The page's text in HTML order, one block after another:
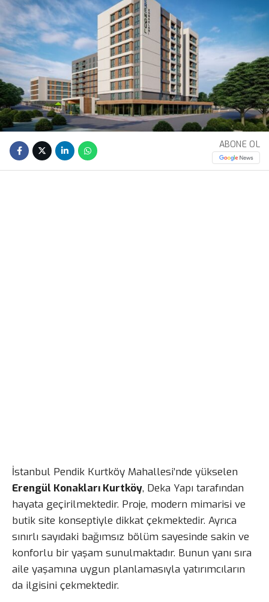
ABONE OL
İstanbul Pendik Kurtköy Mahallesi’nde yükselen
Erengül Konakları Kurtköy, Deka Yapı tarafından
hayata geçirilmektedir. Proje, modern mimarisi ve
butik site konseptiyle dikkat çekmektedir. Ayrıca
sınırlı sayıdaki bağımsız bölüm sayesinde sakin ve
konforlu bir yaşam sunulmaktadır. Bunun yanı sıra
aile yaşamına uygun planlamasıyla yatırımcıların
da ilgisini çekmektedir.